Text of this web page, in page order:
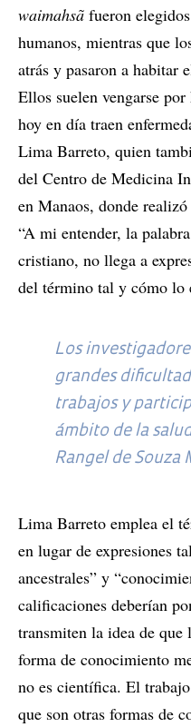
waimahsã fueron
humanos, mientras que
atrás y pasaron a habitar
Ellos suelen vengarse
hoy en día traen
Lima Barreto, quien
del Centro de Medicina
en Manaos, donde
“A mi entender, la
cristiano, no llega a
del término tal y cómo lo
Los
grandes
trabajos y
ámbito de la
Rangel de Souza
Lima Barreto emplea el
en lugar de expresiones
ancestrales” y
calificaciones deberían
transmiten la idea de que
forma de conocimiento
no es científica. El
que son otras formas de